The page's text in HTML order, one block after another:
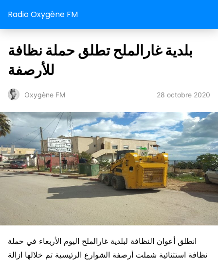
Radio Oxygène FM
بلدية غارالملح تطلق حملة نظافة
للأرصفة
Oxygène FM 28 octobre 2020
انطلق أعوان النظافة لبلدية غارالملح اليوم الأربعاء في حملة
نظافة استثنائية شملت أرصفة الشوارع الرئيسية تم خلالها ازالة